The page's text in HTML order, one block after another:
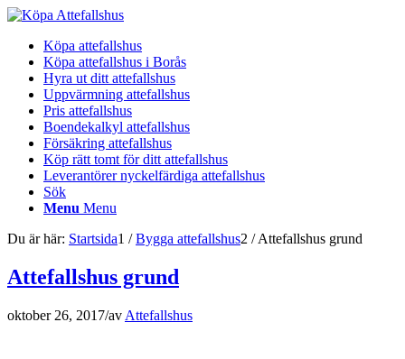
Köpa attefallshus
Köpa attefallshus i Borås
Hyra ut ditt attefallshus
Uppvärmning attefallshus
Pris attefallshus
Boendekalkyl attefallshus
Försäkring attefallshus
Köp rätt tomt för ditt attefallshus
Leverantörer nyckelfärdiga attefallshus
Sök
Menu Menu
Du är här: Startsida1 / Bygga attefallshus2 / Attefallshus grund
Attefallshus grund
oktober 26, 2017/av Attefallshus